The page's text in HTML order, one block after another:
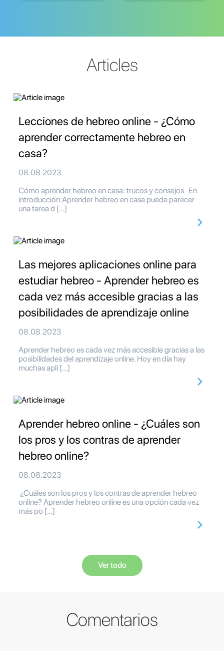
Articles
Lecciones de hebreo online - ¿Cómo
aprender correctamente hebreo en
casa?
08.08.2023
Cómo aprender hebreo en casa: trucos y consejos En
introducción:Aprender hebreo en casa puede parecer
una tarea d […]
Las mejores aplicaciones online para
estudiar hebreo - Aprender hebreo es
cada vez más accesible gracias a las
posibilidades de aprendizaje online
08.08.2023
Aprender hebreo es cada vez más accesible gracias a las
posibilidades del aprendizaje online. Hoy en día hay
muchas apli […]
Aprender hebreo online - ¿Cuáles son
los pros y los contras de aprender
hebreo online?
08.08.2023
¿Cuáles son los pros y los contras de aprender hebreo
online? Aprender hebreo online es una opción cada vez
más po […]
Ver todo
Comentarios